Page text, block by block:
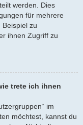
werden. Dies
für mehrere
zu
ihnen Zugriff zu
trete ich ihnen
im
möchtest, kannst du